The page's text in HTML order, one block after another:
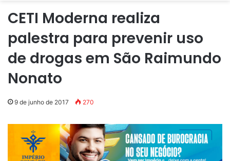
CETI Moderna realiza
palestra para prevenir uso
de drogas em São Raimundo
Nonato
9 de junho de 2017 270